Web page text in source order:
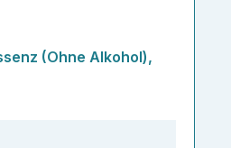
(Ohne Alkohol),